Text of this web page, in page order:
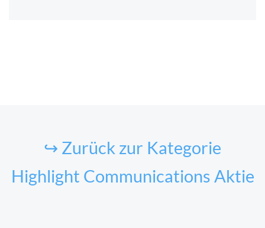
↪ Zurück zur Kategorie
Highlight Communications Aktie